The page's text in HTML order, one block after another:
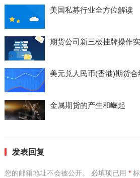
美国私募行业全方位解读
期货公司新三板挂牌操作
美元兑人民币(香港)期货合
金属期货的产生和崛起
发表回复
您的邮箱地址不会被公开。 必填项已用 *